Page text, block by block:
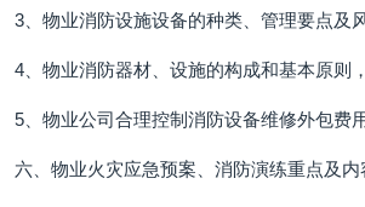
3、物业消防设施设备的种类、管理要点及
4、物业消防器材、设施的构成和基本原则
5、物业公司合理控制消防设备维修外包费
六、物业火灾应急预案、消防演练重点及内